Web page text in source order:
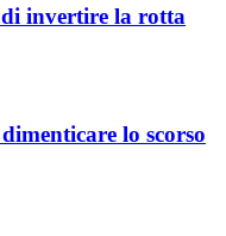
invertire la rotta
lo scorso